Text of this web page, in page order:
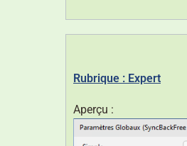
Rubrique : Expert
Aperçu :